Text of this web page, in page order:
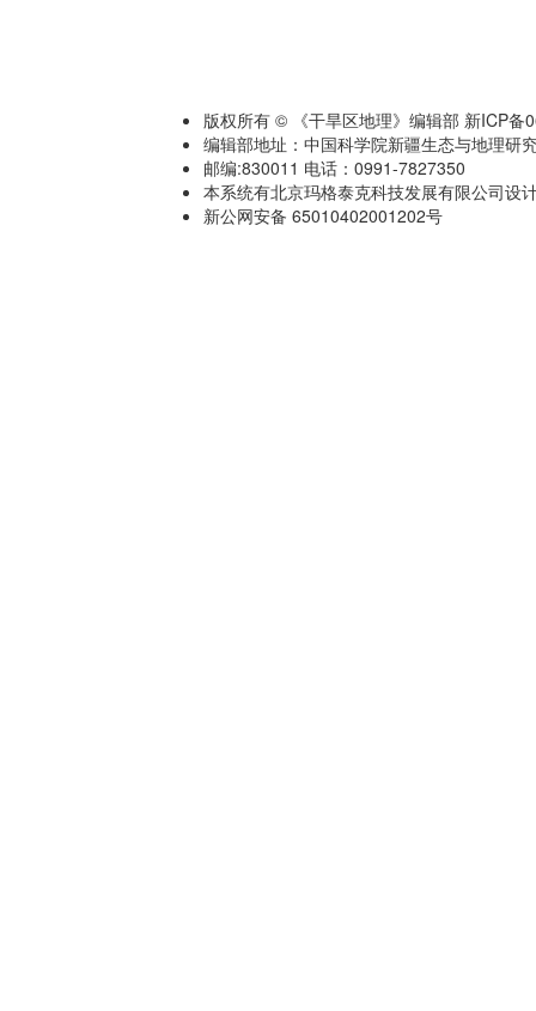
版权所有 © 《干旱区地理》编辑部 新ICP备
编辑部地址：中国科学院新疆生态与地理研
邮编:830011 电话：0991-7827350
本系统有北京玛格泰克科技发展有限公司设
新公网安备 65010402001202号